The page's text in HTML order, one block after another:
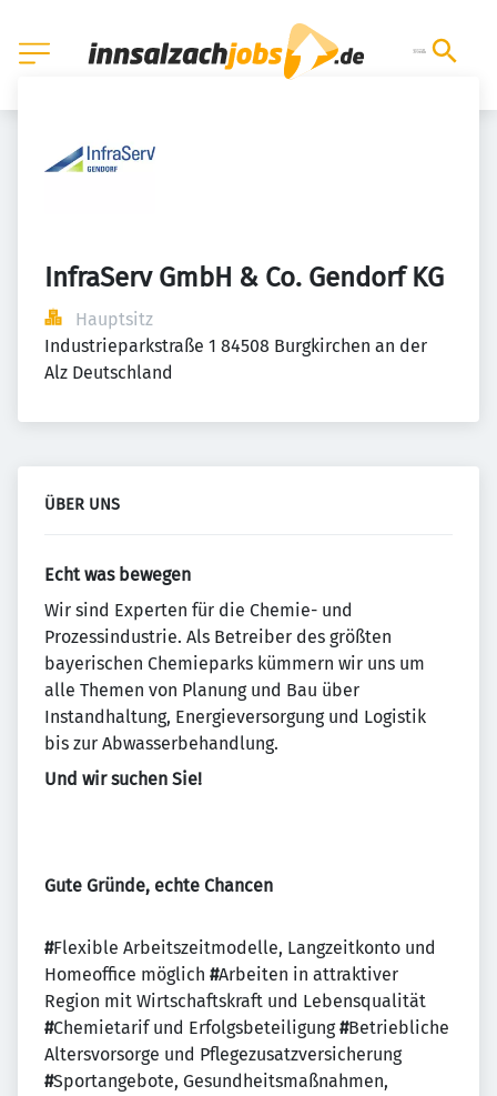
InfraServ GmbH & Co. Gendorf KG
Hauptsitz
Industrieparkstraße 1 84508 Burgkirchen an der
Alz Deutschland
ÜBER UNS
Echt was bewegen
Wir sind Experten für die Chemie- und
Prozessindustrie. Als Betreiber des größten
bayerischen Chemieparks kümmern wir uns um
alle Themen von Planung und Bau über
Instandhaltung, Energieversorgung und Logistik
bis zur Abwasserbehandlung.
Und wir suchen Sie!
Gute Gründe, echte Chancen
#Flexible Arbeitszeitmodelle, Langzeitkonto und
Homeoffice möglich #Arbeiten in attraktiver
Region mit Wirtschaftskraft und Lebensqualität
#Chemietarif und Erfolgsbeteiligung#Betriebliche
Altersvorsorge und Pflegezusatzversicherung
#Sportangebote, Gesundheitsmaßnahmen,